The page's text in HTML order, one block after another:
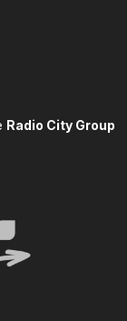
Radio City Group